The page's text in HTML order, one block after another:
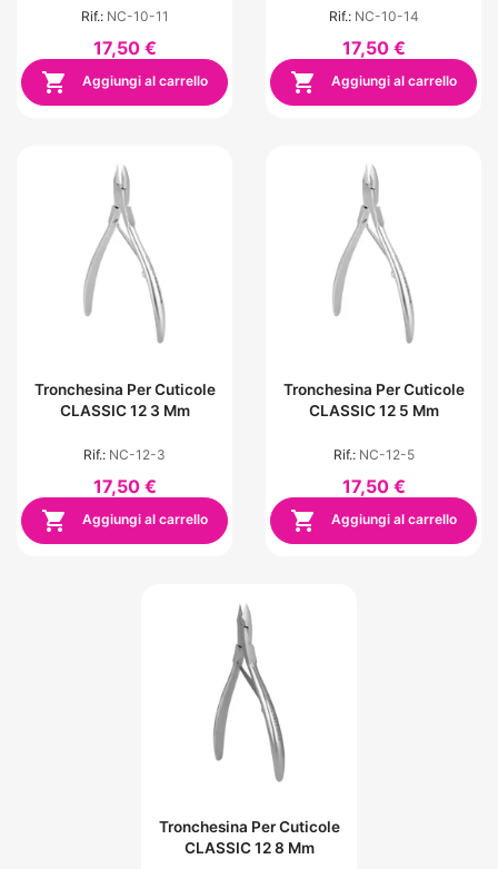
Rif.: NC-10-11
17,50 €
 Aggiungi al carrello
Rif.: NC-10-14
17,50 €
 Aggiungi al carrello
Tronchesina Per Cuticole
CLASSIC 12 3 Mm
Rif.: NC-12-3
17,50 €
 Aggiungi al carrello
Tronchesina Per Cuticole
CLASSIC 12 5 Mm
Rif.: NC-12-5
17,50 €
 Aggiungi al carrello
Tronchesina Per Cuticole
CLASSIC 12 8 Mm